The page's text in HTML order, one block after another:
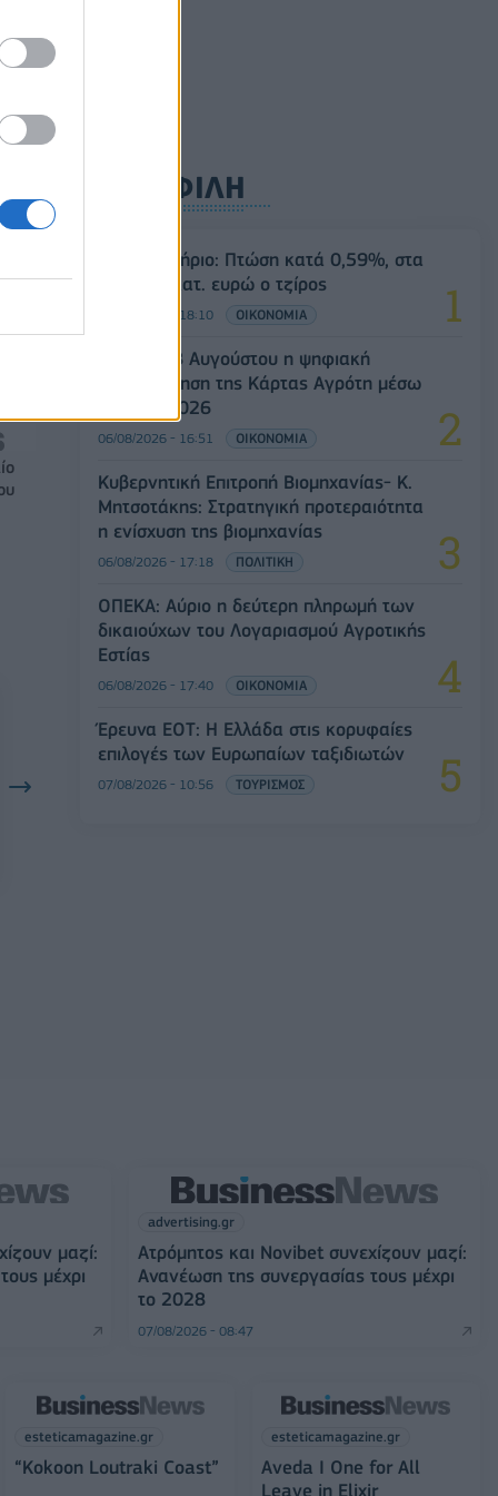
ΔΗΜΟΦΙΛΗ
Χρηματιστήριο: Πτώση κατά 0,59%, στα
320,42 εκατ. ευρώ ο τζίρος
06/08/2026 - 18:10 ΟΙΚΟΝΟΜΙΑ
Από τις 28 Αυγούστου η ψηφιακή
ενεργοποίηση της Κάρτας Αγρότη μέσω
της ΕΑΕ 2026
06/08/2026 - 16:51 ΟΙΚΟΝΟΜΙΑ
Κυβερνητική Επιτροπή Βιομηχανίας- Κ.
Μητσοτάκης: Στρατηγική προτεραιότητα
η ενίσχυση της βιομηχανίας
06/08/2026 - 17:18 ΠΟΛΙΤΙΚΗ
ΟΠΕΚΑ: Αύριο η δεύτερη πληρωμή των
δικαιούχων του Λογαριασμού Αγροτικής
Εστίας
06/08/2026 - 17:40 ΟΙΚΟΝΟΜΙΑ
Έρευνα ΕΟΤ: Η Ελλάδα στις κορυφαίες
επιλογές των Ευρωπαίων ταξιδιωτών
07/08/2026 - 10:56 ΤΟΥΡΙΣΜΟΣ
μαζί:
μέχρι
advertising.gr
Ατρόμητος και Novibet συνεχίζουν μαζί:
Ανανέωση της συνεργασίας τους μέχρι
το 2028
07/08/2026 - 08:47
esteticamagazine.gr
“Kokoon Loutraki Coast”
esteticamagazine.gr
Aveda I One for All
Leave in Elixir